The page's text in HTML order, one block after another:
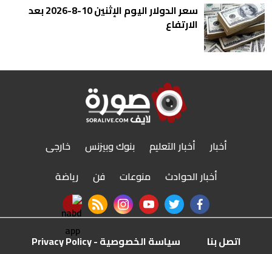
سعر الدولار اليوم الإثنين 10-8-2026 بعد
الارتفاع
أخبار أخبار التعليم بنوك وبيزنس
خارجى
أخبار الحوادث
منوعات فن
رياضة
facebook
twitter
youtube
instagram
rss feed
nabd app
اتصل بنا سياسة الخصوصية - Privacy Policy